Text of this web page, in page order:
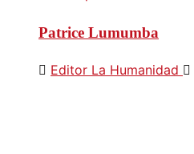
Patrice Lumumba
Editor La Humanidad